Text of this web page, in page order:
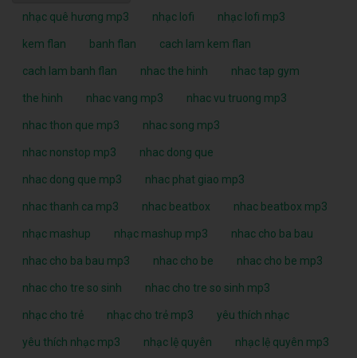
nhạc quê hương mp3 nhạc lofi nhạc lofi mp3
kem flan banh flan cach lam kem flan
cach lam banh flan nhac the hinh nhac tap gym
the hinh nhac vang mp3 nhac vu truong mp3
nhac thon que mp3 nhac song mp3
nhac nonstop mp3 nhac dong que
nhac dong que mp3 nhac phat giao mp3
nhac thanh ca mp3 nhac beatbox nhac beatbox mp3
nhạc mashup nhạc mashup mp3 nhac cho ba bau
nhac cho ba bau mp3 nhac cho be nhac cho be mp3
nhac cho tre so sinh nhac cho tre so sinh mp3
nhạc cho trẻ nhạc cho trẻ mp3 yêu thích nhạc
yêu thích nhạc mp3 nhạc lệ quyên nhạc lệ quyên mp3